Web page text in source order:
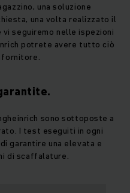
una soluzione
una volta realizzato il
seguiremo nelle ispezioni
potrete avere tutto ciò
fornitore.
sono sottoposte a
I test eseguiti in ogni
garantire una elevata e
di scaffalature.